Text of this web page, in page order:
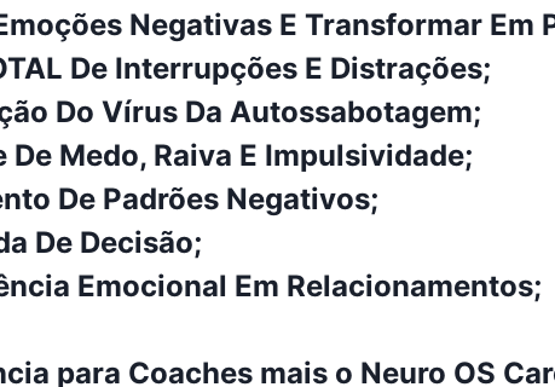
Negativas E Transformar Em
De Interrupções E Distrações;
Do Vírus Da Autossabotagem;
Medo, Raiva E Impulsividade;
De Padrões Negativos;
De Decisão;
Emocional Em Relacionamentos;
para Coaches mais o Neuro OS